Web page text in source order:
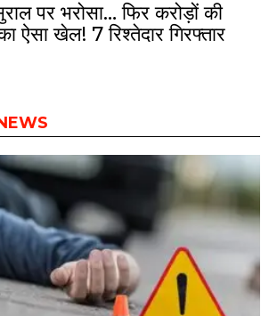
पर भरोसा… फिर करोड़ों की
ऐसा खेल! 7 रिश्तेदार गिरफ्तार